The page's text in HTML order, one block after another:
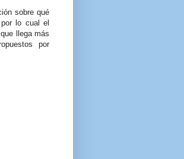
sobre qué
lo cual el
llega más
por